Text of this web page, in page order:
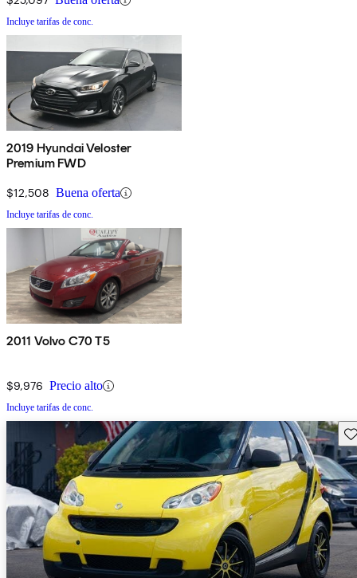
Incluye tarifas de conc.
2019 Hyundai Veloster
Premium FWD
$12,508 Buena oferta
Incluye tarifas de conc.
2011 Volvo C70 T5
$9,976 Precio alto
Incluye tarifas de conc.